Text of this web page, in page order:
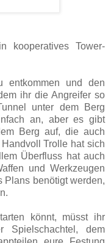
kooperatives Tower-
entkommen und den
ihr die Angreifer so
unter dem Berg
an, aber es gibt
Berg auf, die auch
Trolle hat sich
Überfluss hat auch
und Werkzeugen
Plans benötigt werden,
könnt, müsst ihr
Spielschachtel, dem